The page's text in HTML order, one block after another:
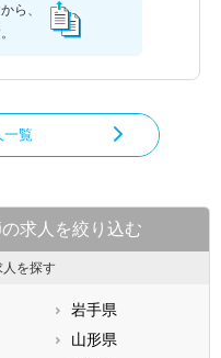
ら、
一覧
求人を絞り込む
人を探す
岩手県
山形県